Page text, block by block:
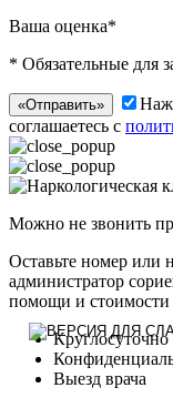
Ваша оценка*
* Обязательные для
«Отправить»
соглашаетесь с
Можно не звонить
Оставьте номер
администратор
помощи и стоимости
Круглосуточно
Выезд врача